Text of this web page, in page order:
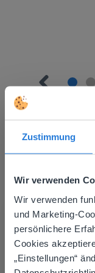
Zustimmung
Wir verwenden
Wir verwenden
und Marketing-
persönlichere
Cookies
„Einstellungen“
This
your
Based on
prefer to visit